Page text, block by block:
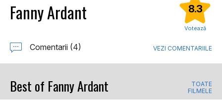
Fanny Ardant 8.3
Votează
Comentarii (4) VEZI COMENTARIILE
Best of Fanny Ardant
TOATE
FILMELE